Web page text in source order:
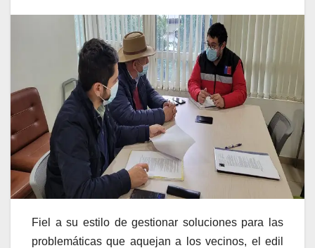
Fiel a su estilo de gestionar soluciones para las
problemáticas que aquejan a los vecinos, el edil